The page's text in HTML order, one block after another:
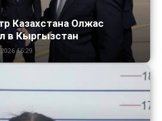
Казахстана Олжас
в Кыргызстан
16:29